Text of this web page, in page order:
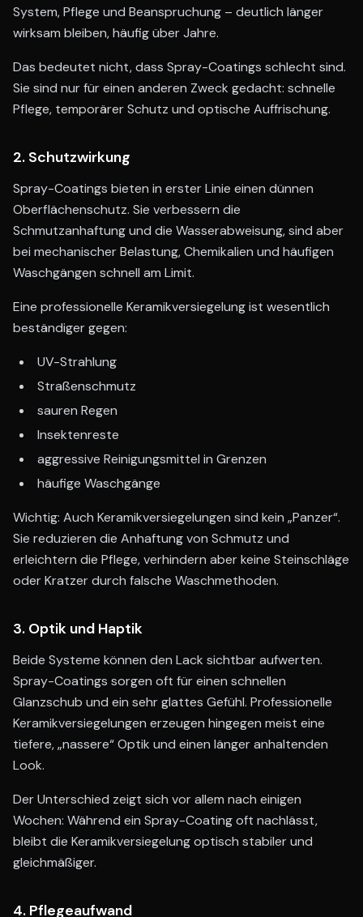
System, Pflege und Beanspruchung – deutlich länger
wirksam bleiben, häufig über Jahre.
Das bedeutet nicht, dass Spray-Coatings schlecht sind.
Sie sind nur für einen anderen Zweck gedacht: schnelle
Pflege, temporärer Schutz und optische Auffrischung.
2. Schutzwirkung
Spray-Coatings bieten in erster Linie einen dünnen
Oberflächenschutz. Sie verbessern die
Schmutzanhaftung und die Wasserabweisung, sind aber
bei mechanischer Belastung, Chemikalien und häufigen
Waschgängen schnell am Limit.
Eine professionelle Keramikversiegelung ist wesentlich
beständiger gegen:
UV-Strahlung
Straßenschmutz
sauren Regen
Insektenreste
aggressive Reinigungsmittel in Grenzen
häufige Waschgänge
Wichtig: Auch Keramikversiegelungen sind kein „Panzer“.
Sie reduzieren die Anhaftung von Schmutz und
erleichtern die Pflege, verhindern aber keine Steinschläge
oder Kratzer durch falsche Waschmethoden.
3. Optik und Haptik
Beide Systeme können den Lack sichtbar aufwerten.
Spray-Coatings sorgen oft für einen schnellen
Glanzschub und ein sehr glattes Gefühl. Professionelle
Keramikversiegelungen erzeugen hingegen meist eine
tiefere, „nassere“ Optik und einen länger anhaltenden
Look.
Der Unterschied zeigt sich vor allem nach einigen
Wochen: Während ein Spray-Coating oft nachlässt,
bleibt die Keramikversiegelung optisch stabiler und
gleichmäßiger.
4. Pflegeaufwand